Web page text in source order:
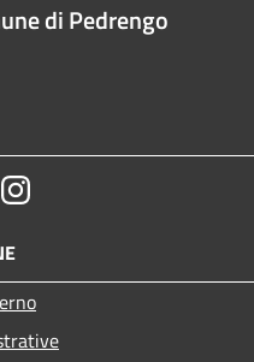
di Pedrengo
Instagram